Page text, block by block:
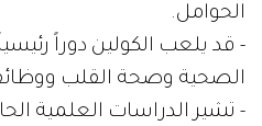
الحوامل.
- قد يلعب الكولين دوراً
الصحية وصحة القلب
- تشير الدراسات العلمية